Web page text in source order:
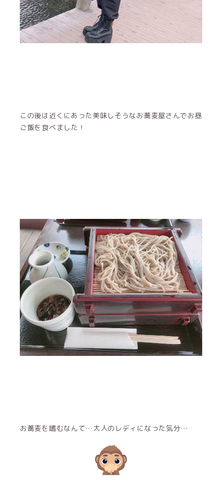
この後は近くにあった美味しそうなお蕎麦屋さんでお昼
ご飯を食べました！
お蕎麦を嗜むなんて…大人のレディになった気分…